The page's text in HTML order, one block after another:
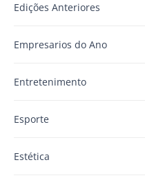
Edições Anteriores
Empresarios do Ano
Entretenimento
Esporte
Estética